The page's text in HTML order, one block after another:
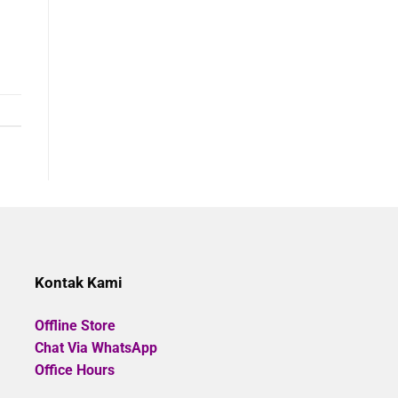
Kontak Kami
Offline Store
Chat Via WhatsApp
Office Hours